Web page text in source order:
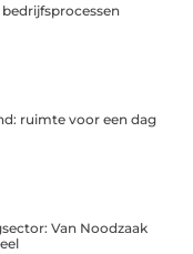
ruimte voor een dag
Van Noodzaak